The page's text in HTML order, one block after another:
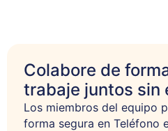
Colabore de
trabaje juntos sin
Los miembros del equipo
forma segura en Teléfono